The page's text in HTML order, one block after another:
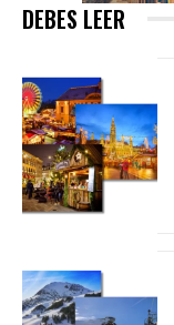
DEBES LEER